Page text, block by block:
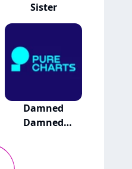
Sister
Damned
Damned